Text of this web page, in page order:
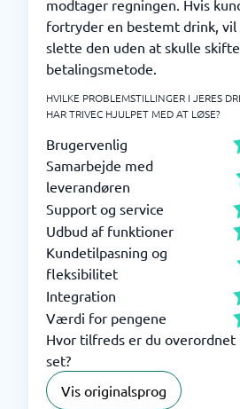
modtager regningen. Hvis
fortryder en bestemt drink, vil
slette den uden at skulle
betalingsmetode.
HVILKE PROBLEMSTILLINGER I JERES
HAR TRIVEC HJULPET MED AT LØSE?
Brugervenlig
Samarbejde med
leverandøren
Support og service
Udbud af funktioner
Kundetilpasning og
fleksibilitet
Integration
Værdi for pengene
Hvor tilfreds er du overordnet
set?
Vis originalsprog